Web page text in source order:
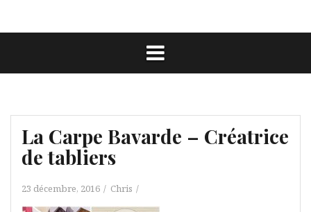
La Carpe Bavarde – Créatrice
de tabliers
23 décembre, 2016 Chris